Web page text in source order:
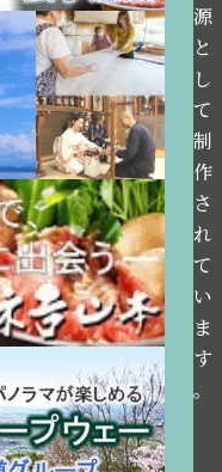
源
と
し
て
制
作
さ
れ
て
い
ま
す
。